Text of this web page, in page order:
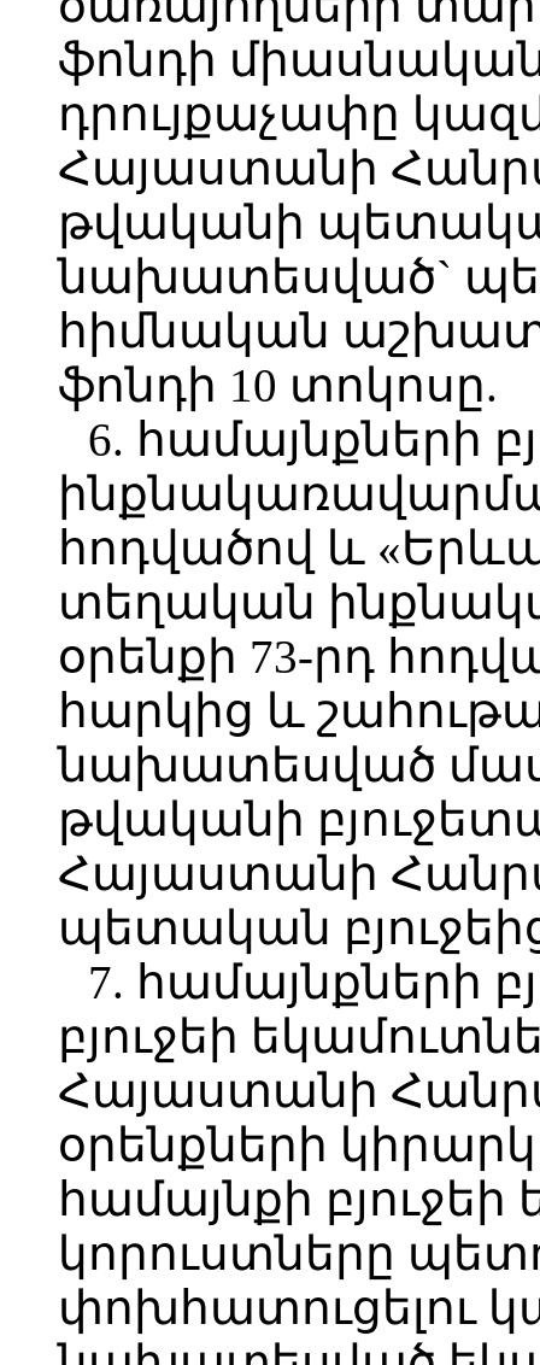
ֆոնդի
դրույքաչափը
Հայաստանի
թվականի
նախատեսված`
հիմնական
ֆոնդի 10 տոկոսը.
6. համայնքների
հոդվածով և
տեղական
օրենքի 73-րդ
հարկից և
նախատեսված
թվականի
Հայաստանի
պետական
7. համայնքների
բյուջեի
Հայաստանի
օրենքների
համայնքի
կորուստները
փոխհատուցելու